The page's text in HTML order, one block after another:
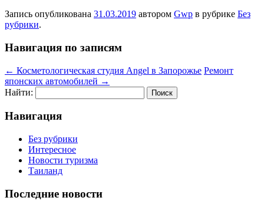
Запись опубликована 31.03.2019 автором Gwp в рубрике Без
рубрики.
Навигация по записям
← Косметологическая студия Angel в Запорожье Ремонт
японских автомобилей →
Найти:
Навигация
Без рубрики
Интересное
Новости туризма
Таиланд
Последние новости